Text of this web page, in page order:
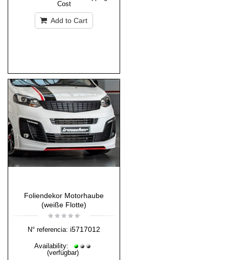
Cost
Add to Cart
Foliendekor Motorhaube
(weiße Flotte)
N° referencia: i5717012
Availability:
(verfügbar)